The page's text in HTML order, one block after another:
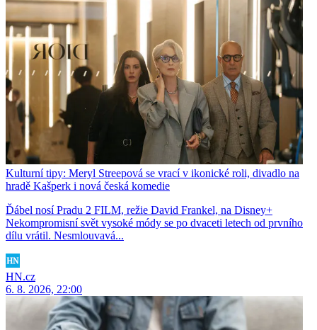
Kulturní tipy: Meryl Streepová se vrací v ikonické roli, divadlo na
hradě Kašperk i nová česká komedie
Ďábel nosí Pradu 2 FILM, režie David Frankel, na Disney+
Nekompromisní svět vysoké módy se po dvaceti letech od prvního
dílu vrátil. Nesmlouvavá...
HN.cz
6. 8. 2026, 22:00